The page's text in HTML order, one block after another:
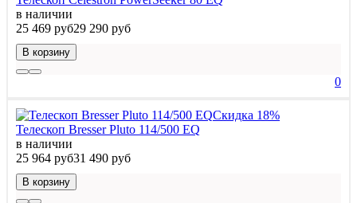
в наличии
25 469 руб29 290 руб
В корзину
0
Скидка 18%
Телескоп Bresser Pluto 114/500 EQ
в наличии
25 964 руб31 490 руб
В корзину